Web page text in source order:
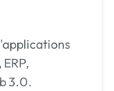
3.0.